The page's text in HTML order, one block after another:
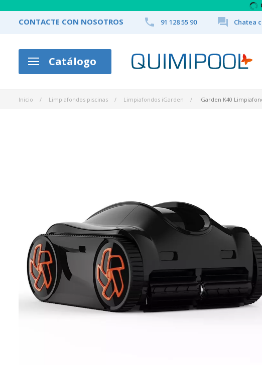
CONTACTE CON NOSOTROS  91 128 55 90  Chatea
Catálogo
Inicio Limpiafondos piscinas Limpiafondos iGarden iGarden K40